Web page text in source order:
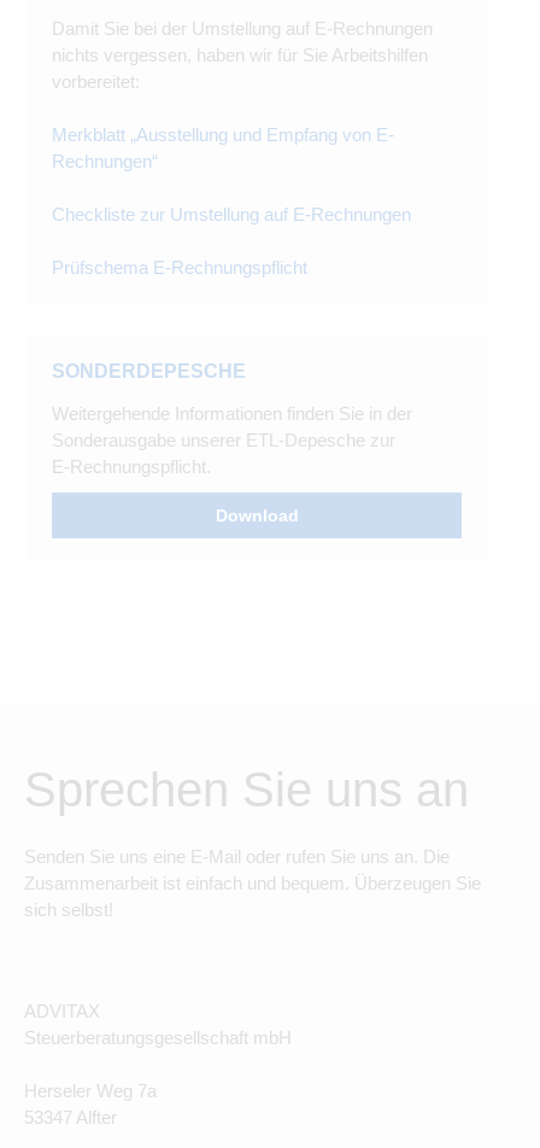
Damit Sie bei der Umstellung auf E-Rechnungen
nichts vergessen, haben wir für Sie Arbeitshilfen
vorbereitet:
Merkblatt „Ausstellung und Empfang von E-
Rechnungen“
Checkliste zur Umstellung auf E-Rechnungen
Prüfschema E-Rechnungspflicht
SONDERDEPESCHE
Weitergehende Informationen finden Sie in der
Sonderausgabe unserer ETL-Depesche zur
E-Rechnungspflicht.
Download
Sprechen Sie uns an
Senden Sie uns eine E-Mail oder rufen Sie uns an. Die
Zusammenarbeit ist einfach und bequem. Überzeugen Sie
sich selbst!
ADVITAX
Steuerberatungsgesellschaft mbH
Herseler Weg 7a
53347 Alfter